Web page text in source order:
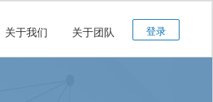
关于我们 关于团队 登录